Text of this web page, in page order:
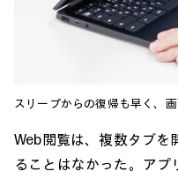
スリープからの復帰も早く、
Web閲覧は、複数タブを
ることはなかった。ア